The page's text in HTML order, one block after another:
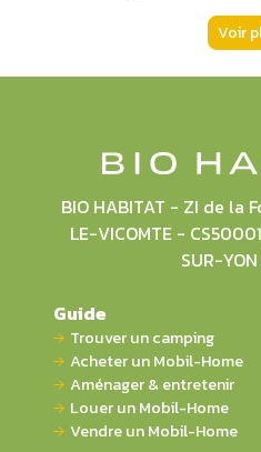
Voir
BIO HABITAT - ZI de la
LE-VICOMTE -
SUR-
Guide
Trouver un camping
Acheter un Mobil-Home
Aménager & entretenir
Louer un Mobil-Home
Vendre un Mobil-Home